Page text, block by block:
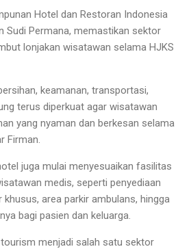
Hotel dan Restoran Indonesia
Sudi Permana, memastikan sektor
lonjakan wisatawan selama HJKS
keamanan, transportasi,
terus diperkuat agar wisatawan
yang nyaman dan berkesan selama
Firman.
juga mulai menyesuaikan fasilitas
medis, seperti penyediaan
area parkir ambulans, hingga
bagi pasien dan keluarga.
menjadi salah satu sektor